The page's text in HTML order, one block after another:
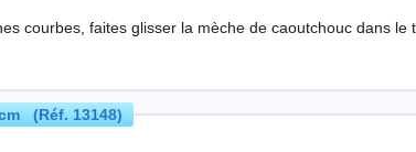
courbes, faites glisser la mèche de caoutchouc dans le
(Réf. 13148)